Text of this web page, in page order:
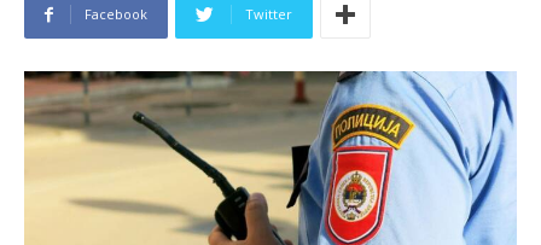
Facebook Twitter